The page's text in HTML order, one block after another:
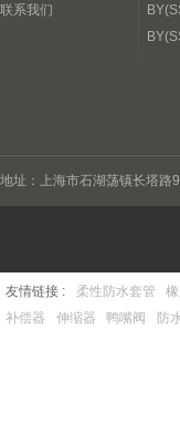
联系我们
地址：上海市石湖荡镇长塔路
友情链接 : 柔性防水套管
补偿器
伸缩器 鸭嘴阀 防